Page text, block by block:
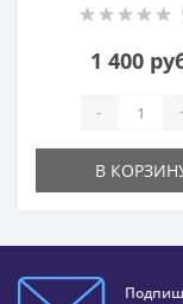
1 400
-
В